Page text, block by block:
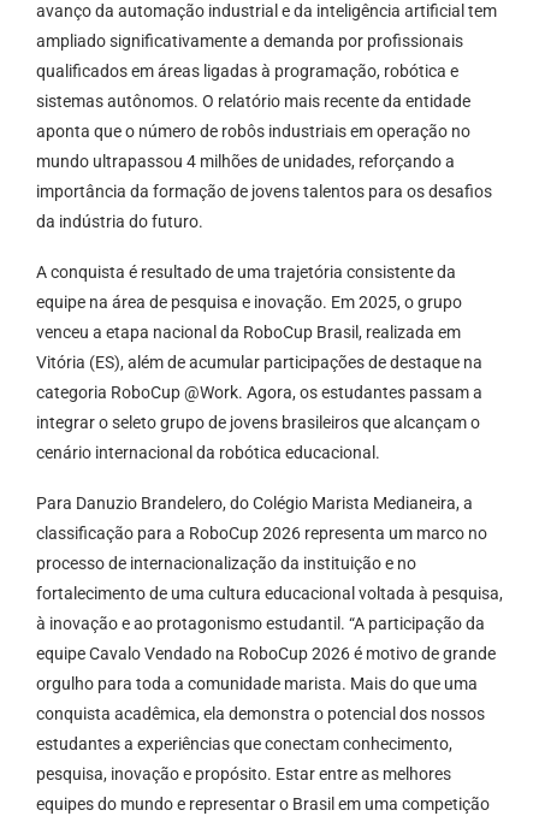
avanço da automação industrial e da inteligência artificial tem
ampliado significativamente a demanda por profissionais
qualificados em áreas ligadas à programação, robótica e
sistemas autônomos. O relatório mais recente da entidade
aponta que o número de robôs industriais em operação no
mundo ultrapassou 4 milhões de unidades, reforçando a
importância da formação de jovens talentos para os desafios
da indústria do futuro.
A conquista é resultado de uma trajetória consistente da
equipe na área de pesquisa e inovação. Em 2025, o grupo
venceu a etapa nacional da RoboCup Brasil, realizada em
Vitória (ES), além de acumular participações de destaque na
categoria RoboCup @Work. Agora, os estudantes passam a
integrar o seleto grupo de jovens brasileiros que alcançam o
cenário internacional da robótica educacional.
Para Danuzio Brandelero, do Colégio Marista Medianeira, a
classificação para a RoboCup 2026 representa um marco no
processo de internacionalização da instituição e no
fortalecimento de uma cultura educacional voltada à pesquisa,
à inovação e ao protagonismo estudantil. “A participação da
equipe Cavalo Vendado na RoboCup 2026 é motivo de grande
orgulho para toda a comunidade marista. Mais do que uma
conquista acadêmica, ela demonstra o potencial dos nossos
estudantes a experiências que conectam conhecimento,
pesquisa, inovação e propósito. Estar entre as melhores
equipes do mundo e representar o Brasil em uma competição